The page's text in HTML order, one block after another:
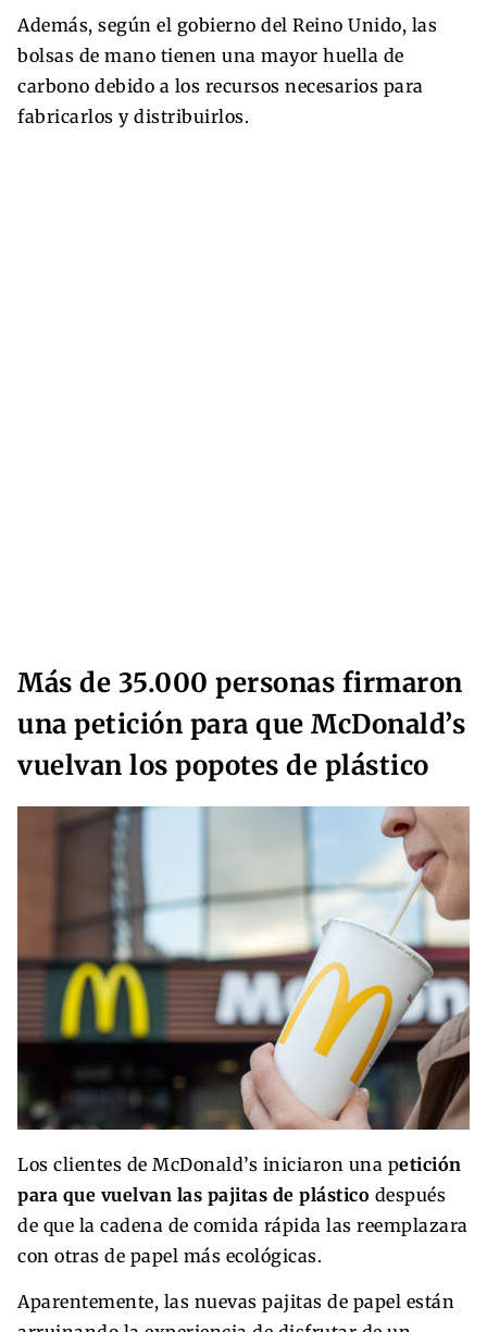
Además, según el gobierno del Reino Unido, las
bolsas de mano tienen una mayor huella de
carbono debido a los recursos necesarios para
fabricarlos y distribuirlos.
Más de 35.000 personas firmaron
una petición para que McDonald’s
vuelvan los popotes de plástico
Los clientes de McDonald’s iniciaron una petición
para que vuelvan las pajitas de plástico después
de que la cadena de comida rápida las reemplazara
con otras de papel más ecológicas.
Aparentemente, las nuevas pajitas de papel están